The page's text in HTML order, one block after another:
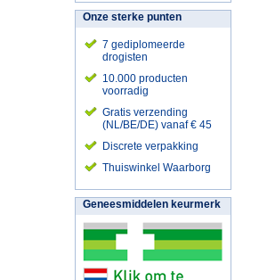
Onze sterke punten
7 gediplomeerde
drogisten
10.000 producten
voorradig
Gratis verzending
(NL/BE/DE) vanaf € 45
Discrete verpakking
Thuiswinkel Waarborg
Geneesmiddelen keurmerk